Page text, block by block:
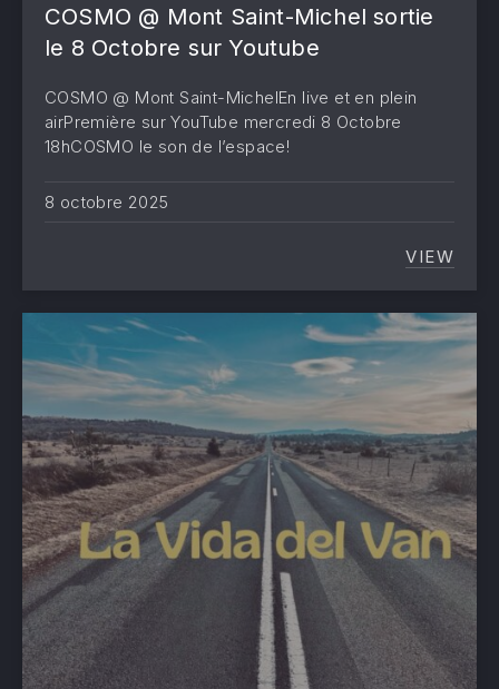
COSMO @ Mont Saint-Michel sortie
le 8 Octobre sur Youtube
COSMO @ Mont Saint-MichelEn Iive et en plein
airPremière sur YouTube mercredi 8 Octobre
18hCOSMO le son de l’espace!
8 octobre 2025
VIEW